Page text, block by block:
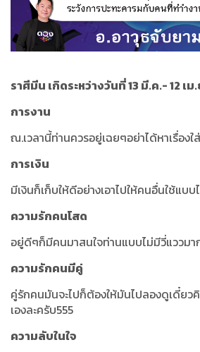
ราศีมีน เกิดระหว่างวันที่ 13 มี.ค.- 12 เม
การงาน
ณ.เวลานี้ท่านควรอยู่เฉยๆอย่าได้หาเรื่องใ
การเงิน
มีเงินก็เก็บให้ดีอย่างเอาไปให้คนอื่นใช้แบ
ความรักคนโสด
อยู่ดีๆก็มีคนมาสนใจท่านแบบไม่มีวี่แววม
ความรักคนมีคู่
คู่รักคนมันจะไปก็ต้องให้มันไปลองดูเดี๋ย
เองละครับ555
ความลับในใจ